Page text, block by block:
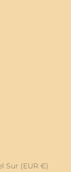
Islas Georgia del Sur y Sandwich del Sur (EUR €)